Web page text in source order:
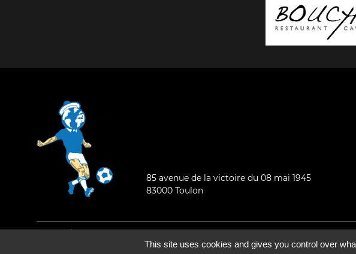
85 avenue de la victoire du 08 mai 1945
83000 Toulon
Mentions légales-Qui sommes-nous ?
©2026 - Tous droits réservés - Conception :epartenair e
This site uses cookies and gives you control over